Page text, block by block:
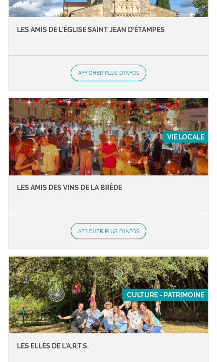
LES AMIS DE L’ÉGLISE SAINT JEAN D’ÉTAMPES
AFFICHER PLUS D'INFOS
VIE LOCALE
LES AMIS DES VINS DE LA BRÈDE
AFFICHER PLUS D'INFOS
CULTURE - PATRIMOINE
LES ELLES DE L’A.R.T.S.